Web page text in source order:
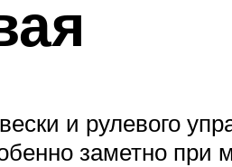
и рулевого
заметно